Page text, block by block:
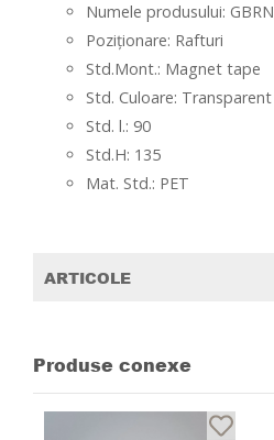
Numele produsului: GBRN
Poziționare: Rafturi
Std.Mont.: Magnet tape
Std. Culoare: Transparent
Std. l.: 90
Std.H: 135
Mat. Std.: PET
ARTICOLE
Produse conexe